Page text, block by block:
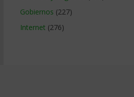
Gobiernos (227)
Internet (276)